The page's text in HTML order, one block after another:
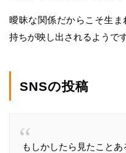
曖昧な関係だからこそ生ま
持ちが映し出されるようです
SNSの投稿
もしかしたら見たこと